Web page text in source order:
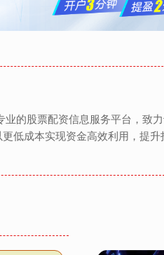
的股票配资信息服务平台，致
低成本实现资金高效利用，提